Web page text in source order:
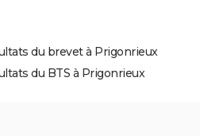
du brevet à Prigonrieux
du BTS à Prigonrieux